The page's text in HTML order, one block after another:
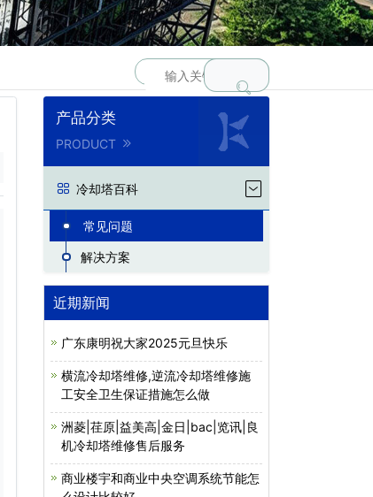
产品分类
PRODUCT
冷却塔百科
常见问题
解决方案
近期新闻
广东康明祝大家2025元旦快乐
横流冷却塔维修,逆流冷却塔维修施
工安全卫生保证措施怎么做
洲菱|荏原|益美高|金日|bac|览讯|良
机冷却塔维修售后服务
商业楼宇和商业中央空调系统节能怎